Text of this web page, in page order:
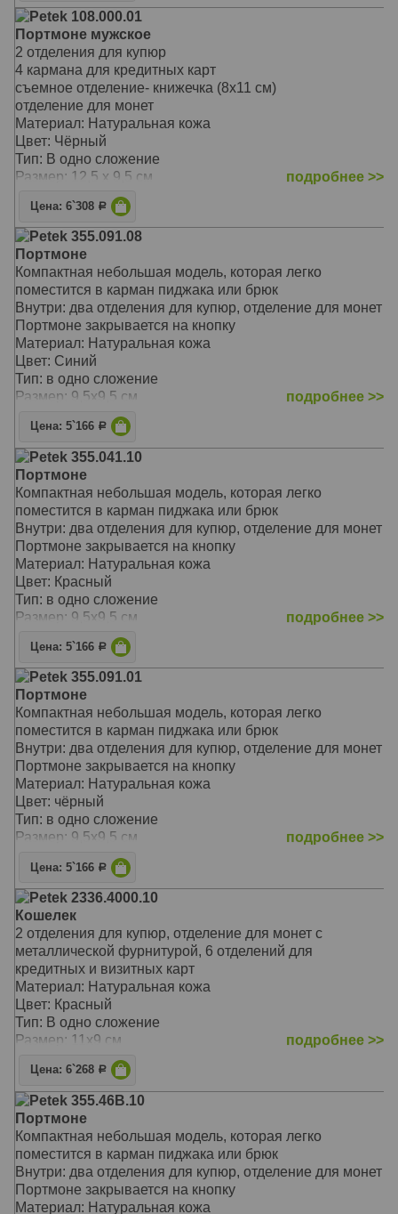
Petek 108.000.01
Портмоне мужское
2 отделения для купюр
4 кармана для кредитных карт
съемное отделение- книжечка (8х11 см)
отделение для монет
Материал: Натуральная кожа
Цвет: Чёрный
Тип: В одно сложение
Размер: 12,5 х 9,5 см
подробнее >>
Цена: 6`308 Р
Petek 355.091.08
Портмоне
Компактная небольшая модель, которая легко
поместится в карман пиджака или брюк
Внутри: два отделения для купюр, отделение для монет
Портмоне закрывается на кнопку
Материал: Натуральная кожа
Цвет: Синий
Тип: в одно сложение
Размер: 9,5х9,5 см
подробнее >>
Цена: 5`166 Р
Petek 355.041.10
Портмоне
Компактная небольшая модель, которая легко
поместится в карман пиджака или брюк
Внутри: два отделения для купюр, отделение для монет
Портмоне закрывается на кнопку
Материал: Натуральная кожа
Цвет: Красный
Тип: в одно сложение
Размер: 9,5х9,5 см
подробнее >>
Цена: 5`166 Р
Petek 355.091.01
Портмоне
Компактная небольшая модель, которая легко
поместится в карман пиджака или брюк
Внутри: два отделения для купюр, отделение для монет
Портмоне закрывается на кнопку
Материал: Натуральная кожа
Цвет: чёрный
Тип: в одно сложение
Размер: 9,5х9,5 см
подробнее >>
Цена: 5`166 Р
Petek 2336.4000.10
Кошелек
2 отделения для купюр, отделение для монет с
металлической фурнитурой, 6 отделений для
кредитных и визитных карт
Материал: Натуральная кожа
Цвет: Красный
Тип: В одно сложение
Размер: 11х9 см
подробнее >>
Цена: 6`268 Р
Petek 355.46B.10
Портмоне
Компактная небольшая модель, которая легко
поместится в карман пиджака или брюк
Внутри: два отделения для купюр, отделение для монет
Портмоне закрывается на кнопку
Материал: Натуральная кожа